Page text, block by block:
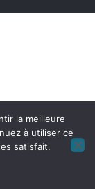
la meilleure
à utiliser ce
satisfait.